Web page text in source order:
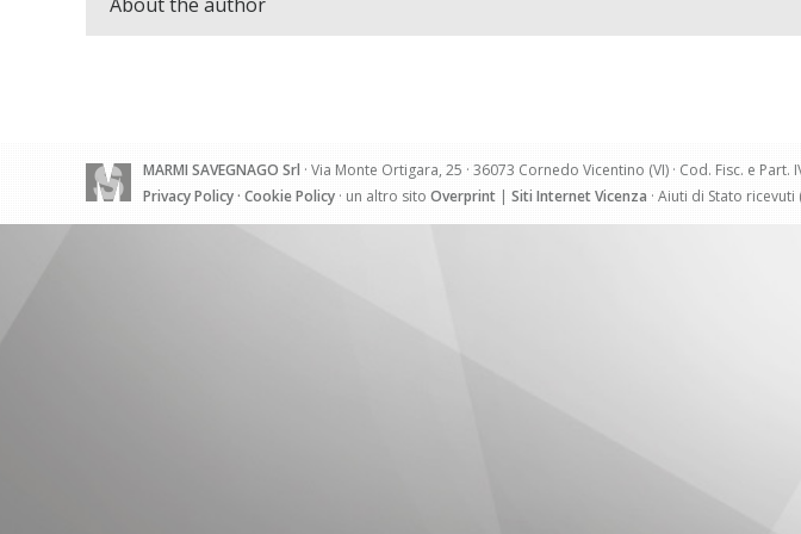
MARMI SAVEGNAGO Srl · Via Monte Ortigara, 25 · 36073 Cornedo Vicentino (VI) · Cod. Fisc. e
Privacy Policy· Cookie Policy · un altro sito Overprint | Siti Internet Vicenza · Aiuti di Stato ricevuti